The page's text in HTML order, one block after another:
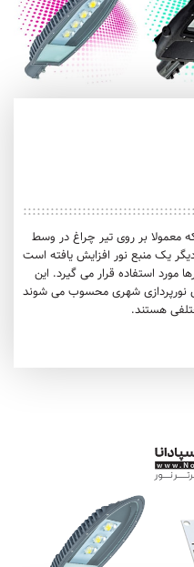
معمولا بر روی تیر چراغ در وسط
یک منبع نور افزایش یافته است
مورد استفاده قرار می گیرد. این
نورپردازی شهری محسوب می شوند
هستند.